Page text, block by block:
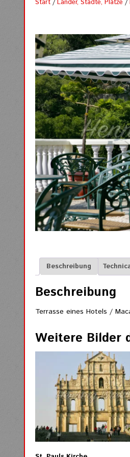
Start /Länder, Städte, Plätze /
Beschreibung
Beschreibung
Terrasse eines Hotels /
Weitere Bilder